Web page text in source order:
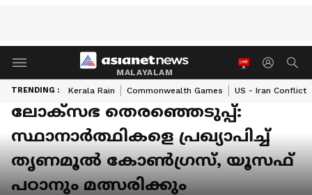
MALAYALAM
TRENDING : Kerala Rain Commonwealth Games US - Iran Conflict
ലോക്സഭ തെരഞ്ഞെടുപ്പ്:
സ്ഥാനാര്‍ത്ഥികളെ പ്രഖ്യാപിച്ച്
തൃണമൂല്‍ കോണ്‍ഗ്രസ്, യൂസഫ്
പഠാനും മത്സരിക്കും